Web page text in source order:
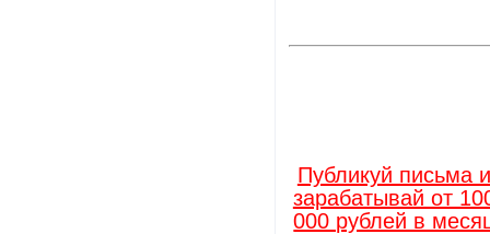
Публикуй письма и
зарабатывай от
000 рублей в